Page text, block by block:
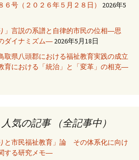
号（２０２６年５月２８日）
2026年5
言説の系譜と自律的市民の位相―思
ダイナミズム― 2026年5月18日
県八頭郡における福祉教育実践の成立
育における「統治」と「変革」の相克―
人気の記事 （全記事中）
市民福祉教育」論 その体系化に向け
する研究メモ―